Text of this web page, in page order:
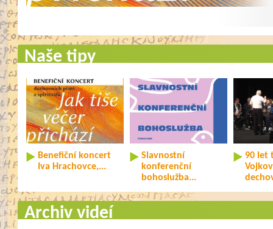
Naše tipy
Benefiční koncert
Iva Hrachovce,...
Slavnostní
konferenční
bohoslužba...
90 let
Archiv videí